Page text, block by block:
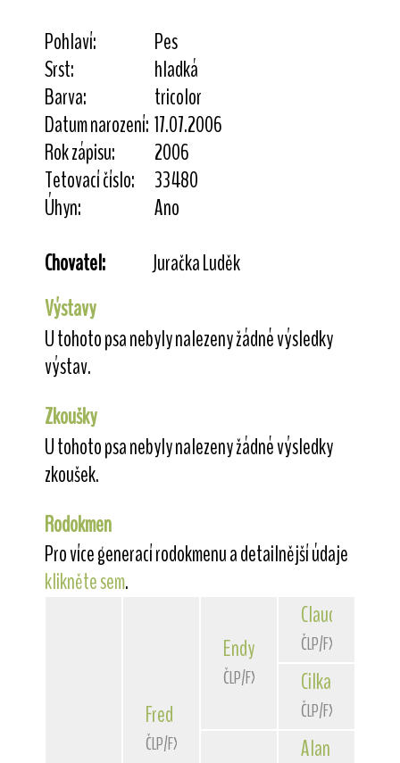
Pohlaví:
Pes
Srst:
hladká
Barva:
tricolor
Datum narození: 17.07.2006
Rok zápisu:
2006
Tetovací číslo:
33480
Úhyn:
Ano
Chovatel:
Juračka Luděk
Výstavy
U tohoto psa nebyly nalezeny žádné výsledky
výstav.
Zkoušky
U tohoto psa nebyly nalezeny žádné výsledky
zkoušek.
Rodokmen
Pro více generací rodokmenu a detailnější údaje
klikněte sem.
Fred
ČLP/FXH/31284
Endyz Děkanu
ČLP/FXH/27650
Claudius
ČLP/FXH/26730
Cilka
ČLP/FXH/26347
Alan